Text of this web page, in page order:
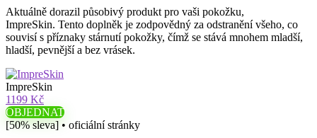
Aktuálně dorazil působivý produkt pro vaši pokožku,
ImpreSkin. Tento doplněk je zodpovědný za odstranění všeho, co
souvisí s příznaky stárnutí pokožky, čímž se stává mnohem mladší,
hladší, pevnější a bez vrásek.
ImpreSkin
1199 Kč
OBJEDNAT
[50% sleva] • oficiální stránky